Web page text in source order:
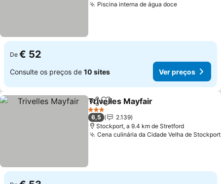
Piscina interna de água doce
De € 52
Consulte os preços de 10 sites Ver preços
PartilharAdicionar aos favoritos
Trivelles Mayfair
3 Estrelas
6,5
2.139
Stockport, a 9.4 km de Stretford
Cena culinária da Cidade Velha de Stockport